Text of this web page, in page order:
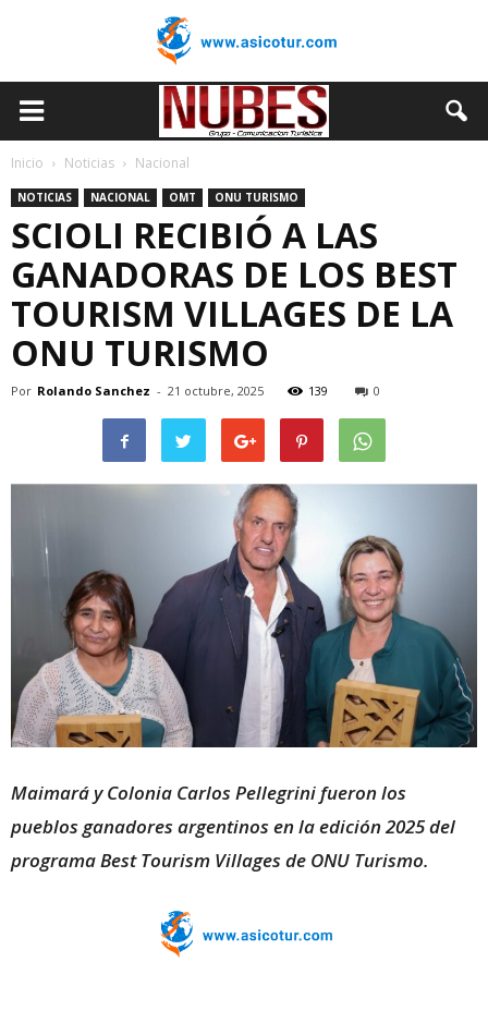
Inicio Noticias Nacional
NOTICIAS NACIONAL OMT ONU TURISMO
SCIOLI RECIBIÓ A LAS
GANADORAS DE LOS BEST
TOURISM VILLAGES DE LA
ONU TURISMO
Por Rolando Sanchez - 21 octubre, 2025 139 0
Maimará y Colonia Carlos Pellegrini fueron los
pueblos ganadores argentinos en la edición 2025 del
programa Best Tourism Villages de ONU Turismo.